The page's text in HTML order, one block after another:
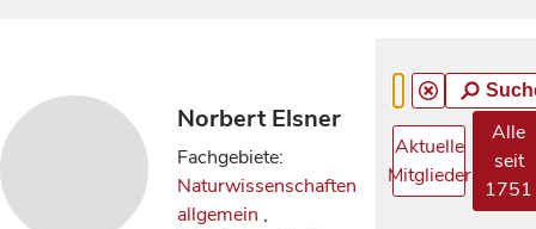
Norbert Elsner
Fachgebiete:
Naturwissenschaften
allgemein ,
Aktuelle
Mitglieder
Alle
seit
1751